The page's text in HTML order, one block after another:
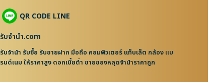
QR CODE LINE
รับจํานํา.com
รับจำนำ รับซื้อ รับขายฝาก มือถือ คอมพิวเตอร์ แท็บเล็ต กล้อง แบ
รนด์เนม ให้ราคาสูง ดอกเบี้ยต่ำ ขายของหลุดจำนำราคาถูก